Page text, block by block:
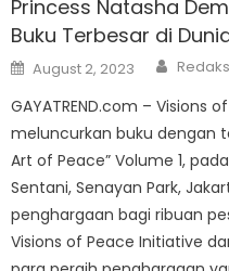
Princess Natasha
Buku Terbesar di
Posted
on
August 2, 2023 Author
GAYATREND.com – Visions
meluncurkan buku dengan
Art of Peace” Volume 1,
Sentani, Senayan Park,
penghargaan bagi ribuan
Visions of Peace Initiative